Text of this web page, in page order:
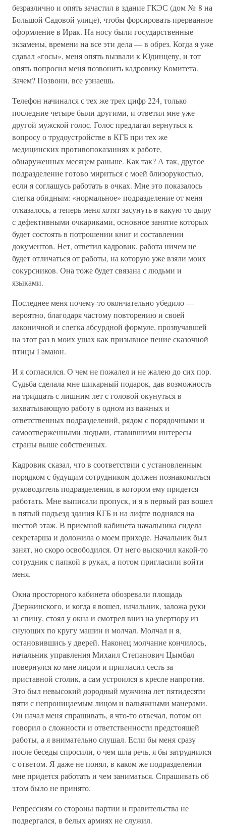
безразлично и опять зачастил в здание ГКЭС (дом № 8 на
Большой Садовой улице), чтобы форсировать прерванное
оформление в Ирак. На носу были государственные
экзамены, времени на все эти дела — в обрез. Когда я уже
сдавал «госы», меня опять вызвали к Юдинцеву, и тот
опять попросил меня позвонить кадровику Комитета.
Зачем? Позвони, все узнаешь.
Телефон начинался с тех же трех цифр 224, только
последние четыре были другими, и ответил мне уже
другой мужской голос. Голос предлагал вернуться к
вопросу о трудоустройстве в КГБ при тех же
медицинских противопоказаниях к работе,
обнаруженных месяцем раньше. Как так? А так, другое
подразделение готово мириться с моей близорукостью,
если я соглашусь работать в очках. Мне это показалось
слегка обидным: «нормальное» подразделение от меня
отказалось, а теперь меня хотят засунуть в какую-то дыру
с дефективными очкариками, основное занятие которых
будет состоять в потрошении книг и составлении
документов. Нет, ответил кадровик, работа ничем не
будет отличаться от работы, на которую уже взяли моих
сокурсников. Она тоже будет связана с людьми и
языками.
Последнее меня почему-то окончательно убедило —
вероятно, благодаря частому повторению и своей
лаконичной и слегка абсурдной формуле, прозвучавшей
на этот раз в моих ушах как призывное пение сказочной
птицы Гамаюн.
И я согласился. О чем не пожалел и не жалею до сих пор.
Судьба сделала мне шикарный подарок, дав возможность
на тридцать с лишним лет с головой окунуться в
захватывающую работу в одном из важных и
ответственных подразделений, рядом с порядочными и
самоотверженными людьми, ставившими интересы
страны выше собственных.
Кадровик сказал, что в соответствии с установленным
порядком с будущим сотрудником должен познакомиться
руководитель подразделения, в котором ему придется
работать. Мне выписали пропуск, и я в первый раз вошел
в пятый подъезд здания КГБ и на лифте поднялся на
шестой этаж. В приемной кабинета начальника сидела
секретарша и доложила о моем приходе. Начальник был
занят, но скоро освободился. От него выскочил какой-то
сотрудник с папкой в руках, а потом пригласили войти
меня.
Окна просторного кабинета обозревали площадь
Дзержинского, и когда я вошел, начальник, заложа руки
за спину, стоял у окна и смотрел вниз на увертюру из
снующих по кругу машин и молчал. Молчал и я,
остановившись у дверей. Наконец молчание кончилось,
начальник управления Михаил Степанович Цымбал
повернулся ко мне лицом и пригласил сесть за
приставной столик, а сам устроился в кресле напротив.
Это был невысокий дородный мужчина лет пятидесяти
пяти с непроницаемым лицом и вальяжными манерами.
Он начал меня спрашивать, я что-то отвечал, потом он
говорил о сложности и ответственности предстоящей
работы, а я внимательно слушал. Если бы меня сразу
после беседы спросили, о чем шла речь, я бы затруднился
с ответом. Я даже не понял, в каком же подразделении
мне придется работать и чем заниматься. Спрашивать об
этом было не принято.
Репрессиям со стороны партии и правительства не
подвергался, в белых армиях не служил.